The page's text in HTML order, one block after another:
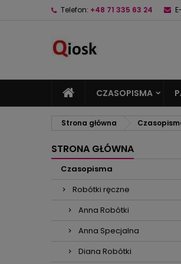
Telefon: +48 71 335 63 24
CZASOPISMA
Strona główna
STRONA GŁÓWNA
Czasopisma
Robótki ręczne
Anna Robótki
Anna Specjalna
Diana Robótki